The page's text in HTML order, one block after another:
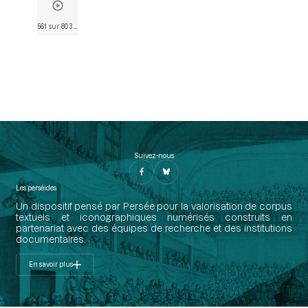
561 sur 803
Suivez-nous
Les perséides
Un dispositif pensé par Persée pour la valorisation de corpus
textuels et iconographiques numérisés construits en
partenariat avec des équipes de recherche et des institutions
documentaires.
En savoir plus